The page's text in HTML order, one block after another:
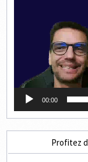
00:00
Profitez